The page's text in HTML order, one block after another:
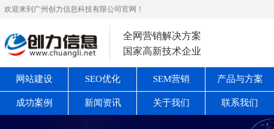
欢迎来到广州创力信息科技有限公司官网！
全网营销解决方案
国家高新技术企业
网站建设 SEO优化 SEM营销 产品与方案
成功案例 新闻资讯 关于我们 联系我们